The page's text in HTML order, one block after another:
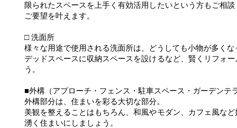
限られたスペースを上手く有効活用したいという方もご相
ご要望を叶えます。
□ 洗面所
様々な用途で使用される洗面所は、どうしても小物が多くな
デッドスペースに収納スペースを設けるなど、賢くリフォ
う。
■外構（アプローチ・フェンス・駐車スペース・ガーデンテ
外構部分は、住まいを彩る大切な部分。
美観を整えることはもちろん、和風やモダン、カフェ風な
湧く住まいにしましょう。